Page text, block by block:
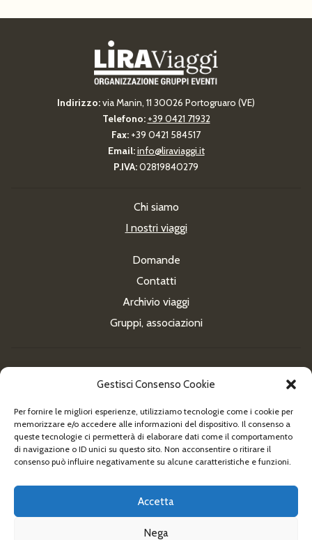
Gestisci Consenso Cookie
Per fornire le migliori esperienze, utilizziamo tecnologie come i cookie per
memorizzare e/o accedere alle informazioni del dispositivo. Il consenso a
queste tecnologie ci permetterà di elaborare dati come il comportamento
di navigazione o ID unici su questo sito. Non acconsentire o ritirare il
consenso può influire negativamente su alcune caratteristiche e funzioni.
Accetta
Nega
Indirizzo:via Manin, 11 30026 Portogruaro (VE)
Telefono: +39 0421 71932
Fax: +39 0421 584517
Email:info@liraviaggi.it
P.IVA:02819840279
Chi siamo
I nostri viaggi
Domande
Contatti
Archivio viaggi
Gruppi, associazioni
Newsletter
Privacy: Acconsento al trattamentodei dati personali
© 2020 - 2026 All rights reserved Lira Viaggi